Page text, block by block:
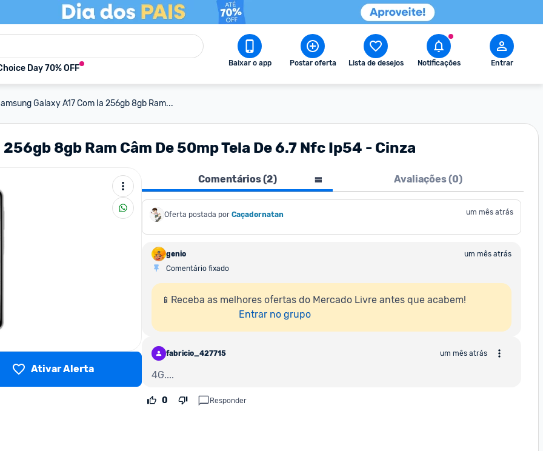
Day 70% OFF Baixar o app Postar oferta Lista de desejos Notificações Entrar
Galaxy A17 Com Ia 256gb 8gb Ram...
8gb Ram Câm De 50mp Tela De 6.7 Nfc Ip54 - Cinza
Ativar Alerta
Comentários (2) Avaliações (0)
Oferta postada por Caçadornatan um mês atrás
genio
um mês atrás
Comentário fixado
📱Receba as melhores ofertas do Mercado Livre antes que acabem!
Entrar no grupo
fabricio_427715 um mês atrás
4G....
0 Responder